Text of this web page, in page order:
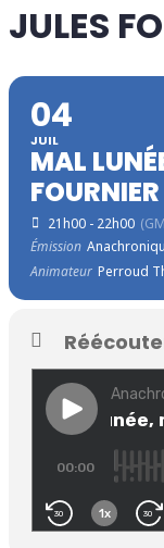
JULES
04
JUIL
MAL
FOURNIER
21h00 - 22h00
Émission
Animateur Perroud